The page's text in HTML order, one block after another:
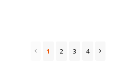
1 2 3 4